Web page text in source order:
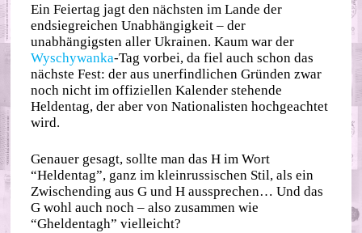
Ein Feiertag jagt den nächsten im Lande der
endsiegreichen Unabhängigkeit – der
unabhängigsten aller Ukrainen. Kaum war der
Wyschywanka-Tag vorbei, da fiel auch schon das
nächste Fest: der aus unerfindlichen Gründen zwar
noch nicht im offiziellen Kalender stehende
Heldentag, der aber von Nationalisten hochgeachtet
wird.
Genauer gesagt, sollte man das H im Wort
“Heldentag”, ganz im kleinrussischen Stil, als ein
Zwischending aus G und H aussprechen… Und das
G wohl auch noch – also zusammen wie
“Gheldentagh” vielleicht?